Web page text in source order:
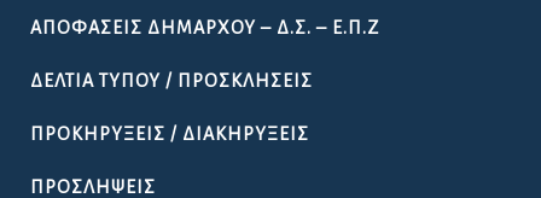
ΑΠΟΦΆΣΕΙΣ ΔΗΜΆΡΧΟΥ – Δ.Σ. – Ε.Π.Ζ
ΔΕΛΤΊΑ ΤΎΠΟΥ / ΠΡΟΣΚΛΉΣΕΙΣ
ΠΡΟΚΗΡΎΞΕΙΣ / ΔΙΑΚΗΡΎΞΕΙΣ
ΠΡΟΣΛΉΨΕΙΣ